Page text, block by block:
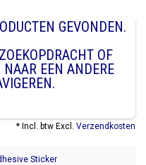
GEVONDEN.
OF
EEN ANDERE
* Incl. btw Excl. Verzendkosten
Sticker